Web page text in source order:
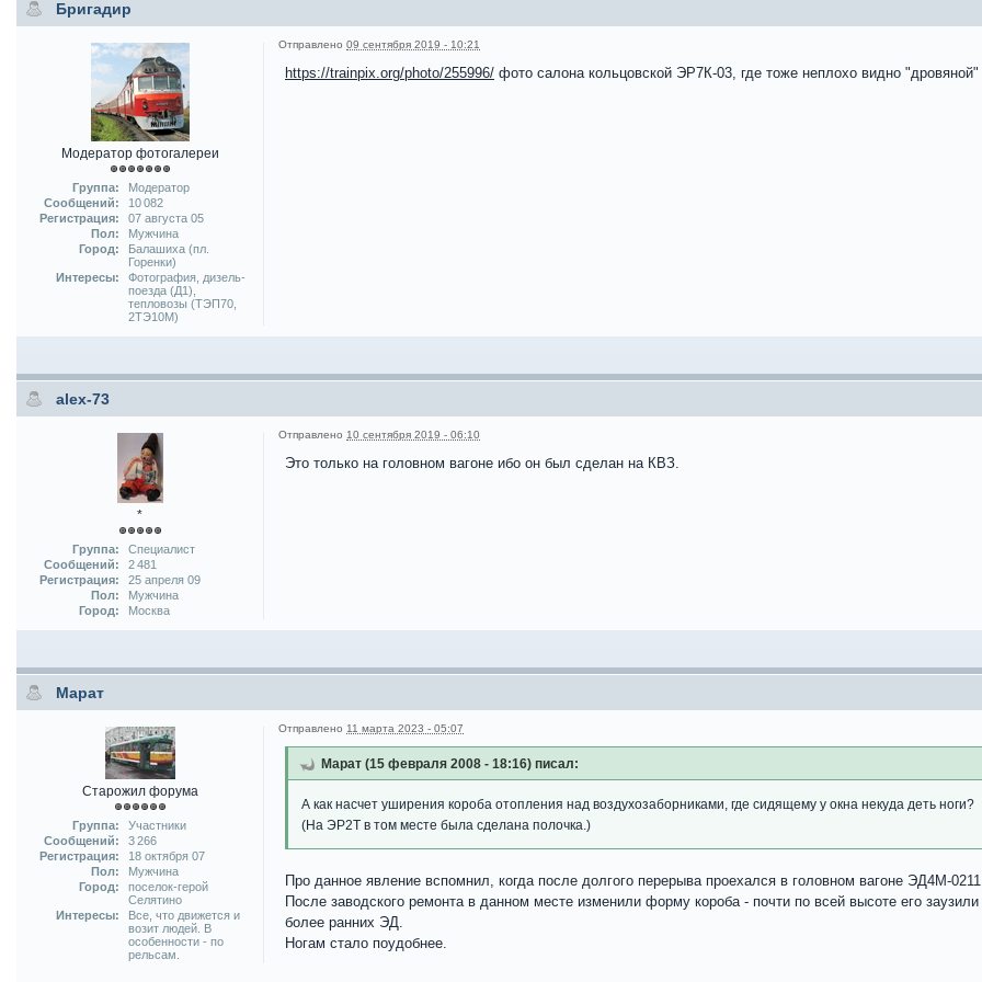
Бригадир
Модератор фотогалереи
Группа:
Модератор
Сообщений:
10 082
Регистрация:
07 августа 05
Пол:
Мужчина
Город:
Балашиха (пл.
Горенки)
Интересы:
Фотография, дизель-
поезда (Д1),
тепловозы (ТЭП70,
2ТЭ10М)
Отправлено 09 сентября 2019 - 10:21
https://trainpix.org/photo/255996/ фото салона кольцовской ЭР7К-03, где тоже неплохо видно "дровяной"
alex-73
*
Группа:
Специалист
Сообщений:
2 481
Регистрация:
25 апреля 09
Пол:
Мужчина
Город:
Москва
Отправлено 10 сентября 2019 - 06:10
Это только на головном вагоне ибо он был сделан на КВЗ.
Марат
Старожил форума
Группа:
Участники
Сообщений:
3 266
Регистрация:
18 октября 07
Пол:
Мужчина
Город:
поселок-герой
Селятино
Интересы:
Все, что движется и
возит людей. В
особенности - по
рельсам.
Отправлено 11 марта 2023 - 05:07
Марат (15 февраля 2008 - 18:16) писал:
А как насчет уширения короба отопления над воздухозаборниками, где сидящему у окна некуда деть ноги?
(На ЭР2Т в том месте была сделана полочка.)
Про данное явление вспомнил, когда после долгого перерыва проехался в головном вагоне ЭД4М-
После заводского ремонта в данном месте изменили форму короба - почти по всей высоте его
более ранних ЭД.
Ногам стало поудобнее.